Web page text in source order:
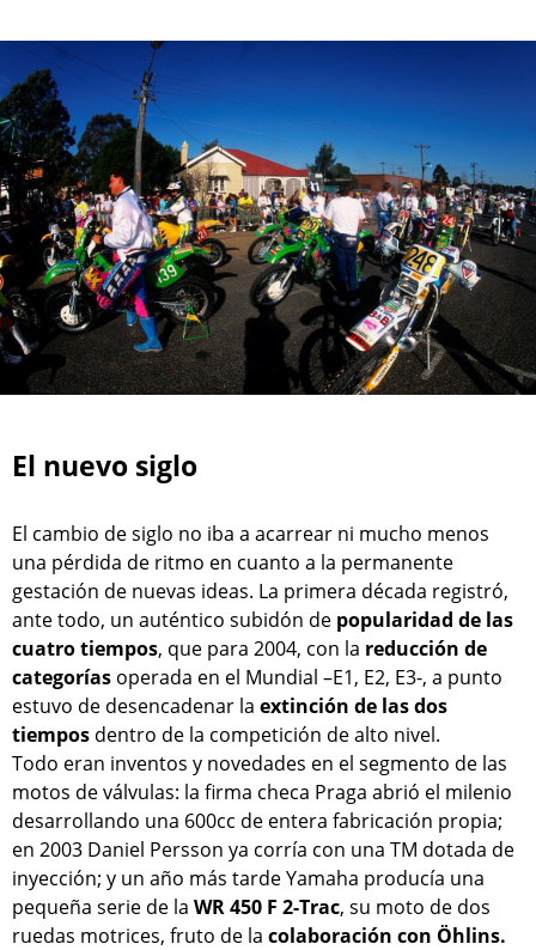
El nuevo siglo
El cambio de siglo no iba a acarrear ni mucho menos
una pérdida de ritmo en cuanto a la permanente
gestación de nuevas ideas. La primera década registró,
ante todo, un auténtico subidón de popularidad de las
cuatro tiempos, que para 2004, con la reducción de
categorías operada en el Mundial –E1, E2, E3-, a punto
estuvo de desencadenar la extinción de las dos
tiempos dentro de la competición de alto nivel.
Todo eran inventos y novedades en el segmento de las
motos de válvulas: la firma checa Praga abrió el milenio
desarrollando una 600cc de entera fabricación propia;
en 2003 Daniel Persson ya corría con una TM dotada de
inyección; y un año más tarde Yamaha producía una
pequeña serie de la WR 450 F 2-Trac, su moto de dos
ruedas motrices, fruto de la colaboración con Öhlins.